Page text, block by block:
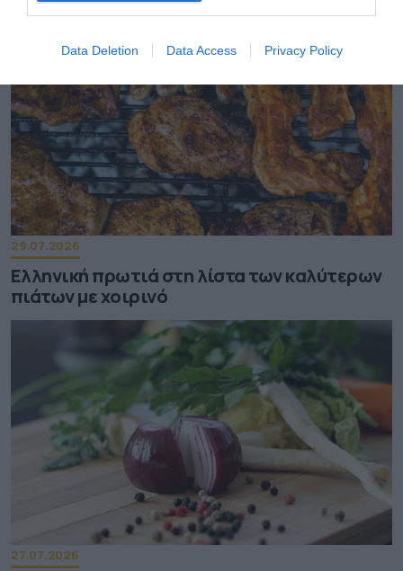
Data Deletion Data Access Privacy Policy
29.07.2026
Ελληνική πρωτιά στη λίστα των καλύτερων
πιάτων με χοιρινό
27.07.2026